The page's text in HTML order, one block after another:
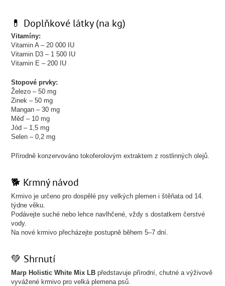
💊 Doplňkové látky (na kg)
Vitamíny:
Vitamin A – 20 000 IU
Vitamin D3 – 1 500 IU
Vitamin E – 200 IU
Stopové prvky:
Železo – 50 mg
Zinek – 50 mg
Mangan – 30 mg
Měď – 10 mg
Jód – 1,5 mg
Selen – 0,2 mg
Přírodně konzervováno tokoferolovým extraktem z rostlinných olejů.
🐕 Krmný návod
Krmivo je určeno pro dospělé psy velkých plemen i štěňata od 14.
týdne věku.
Podávejte suché nebo lehce navlhčené, vždy s dostatkem čerstvé
vody.
Na nové krmivo přecházejte postupně během 5–7 dní.
💚 Shrnutí
Marp Holistic White Mix LB představuje přírodní, chutné a výživově
vyvážené krmivo pro velká plemena psů.